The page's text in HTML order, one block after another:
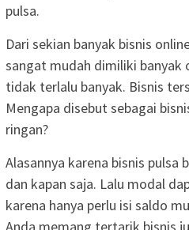
pulsa.
Dari sekian banyak bisnis
sangat mudah dimiliki banyak
tidak terlalu banyak. Bisnis
Mengapa disebut sebagai
ringan?
Alasannya karena bisnis pulsa
dan kapan saja. Lalu modal
karena hanya perlu isi saldo
Anda memang tertarik bisnis